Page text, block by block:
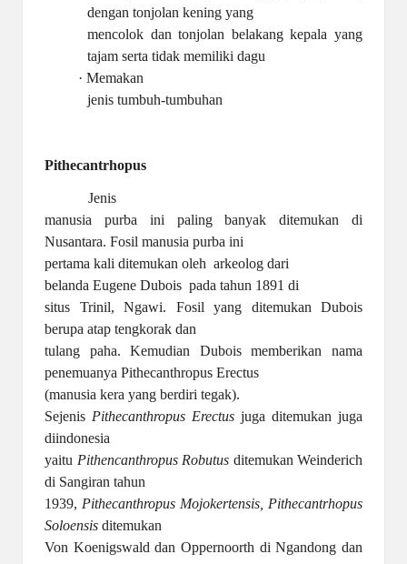
dengan tonjolan kening yang
mencolok dan tonjolan belakang kepala yang
tajam serta tidak memiliki dagu
· Memakan
jenis tumbuh-tumbuhan
Pithecantrhopus
Jenis
manusia purba ini paling banyak ditemukan di
Nusantara. Fosil manusia purba ini
pertama kali ditemukan oleh arkeolog dari
belanda Eugene Dubois pada tahun 1891 di
situs Trinil, Ngawi. Fosil yang ditemukan Dubois
berupa atap tengkorak dan
tulang paha. Kemudian Dubois memberikan nama
penemuanya Pithecanthropus Erectus
(manusia kera yang berdiri tegak).
Sejenis Pithecanthropus Erectus juga ditemukan juga
diindonesia
yaitu Pithencanthropus Robutus ditemukan Weinderich
di Sangiran tahun
1939, Pithecanthropus Mojokertensis, Pithecantrhopus
Soloensis ditemukan
Von Koenigswald dan Oppernoorth di Ngandong dan